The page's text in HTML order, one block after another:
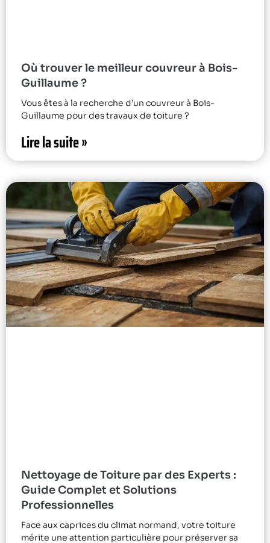
Où trouver le meilleur couvreur à Bois-
Guillaume ?
Vous êtes à la recherche d’un couvreur à Bois-
Guillaume pour des travaux de toiture ?
Lire la suite »
Nettoyage de Toiture par des Experts :
Guide Complet et Solutions
Professionnelles
Face aux caprices du climat normand, votre toiture
mérite une attention particulière pour préserver sa